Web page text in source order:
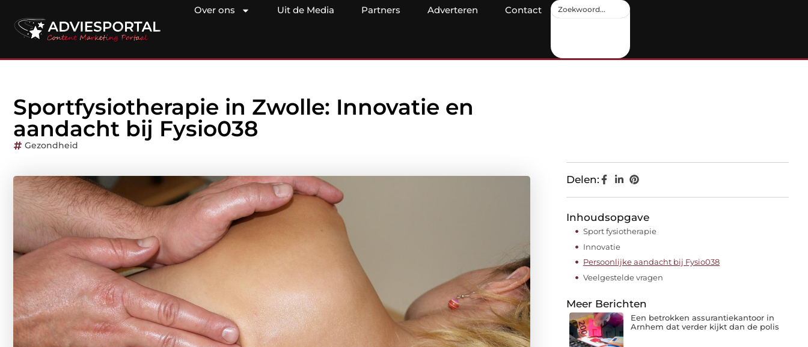
Over ons Uit de Media Partners Adverteren Contact
Sportfysiotherapie in Zwolle: Innovatie en
aandacht bij Fysio038
Gezondheid
Delen:
Inhoudsopgave
Sport fysiotherapie
Innovatie
Persoonlijke aandacht bij Fysio038
Veelgestelde vragen
Meer Berichten
Een betrokken assurantiekantoor in
Arnhem dat verder kijkt dan de polis